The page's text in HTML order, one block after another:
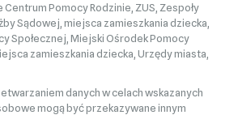
Pomocy Rodzinie, ZUS, Zespoły
Sądowej, miejsca zamieszkania dziecka,
Społecznej, Miejski Ośrodek Pomocy
zamieszkania dziecka, Urzędy miasta,
danych w celach wskazanych
mogą być przekazywane innym